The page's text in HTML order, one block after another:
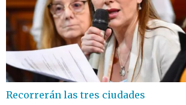
Recorrerán las tres ciudades